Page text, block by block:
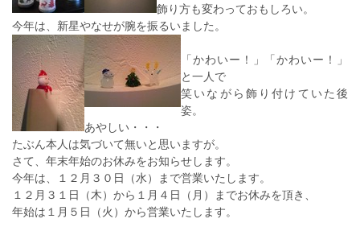
飾り方も変わっておもしろい。
今年は、新星やなせが腕を振るいました。
「かわいー！」「かわいー！」
と一人で
笑いながら飾り付けていた後
姿。
あやしい・・・
たぶん本人は気づいて無いと思いますが。
さて、年末年始のお休みをお知らせします。
今年は、１２月３０日（水）まで営業いたします。
１２月３１日（木）から１月４日（月）までお休みを頂き、
年始は１月５日（火）から営業いたします。